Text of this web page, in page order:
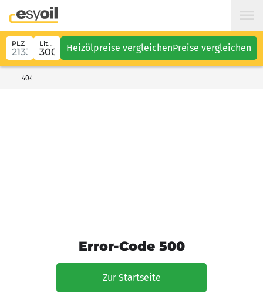
PLZ Liter Heizölpreise vergleichenPreise vergleichen
404
Error-Code 500
Zur Startseite